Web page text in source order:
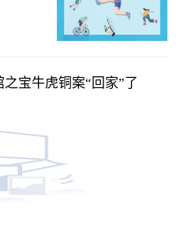
宝牛虎铜案“回家”了